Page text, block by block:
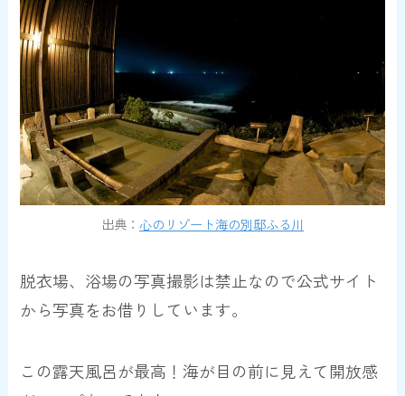
出典： 心のリゾート海の別邸ふる川
脱衣場、浴場の写真撮影は禁止なので公式サイト
から写真をお借りしています。
この露天風呂が最高！海が目の前に見えて開放感